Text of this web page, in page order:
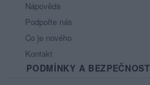
Nápověda
Podpořte nás
Co je nového
Kontakt
PODMÍNKY A BEZPEČNOST